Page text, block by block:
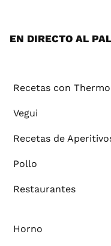
EN DIRECTO AL
Recetas con
Vegui
Recetas de
Pollo
Restaurantes
Horno